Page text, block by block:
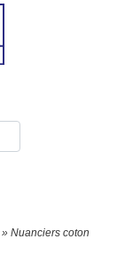
» Nuanciers coton